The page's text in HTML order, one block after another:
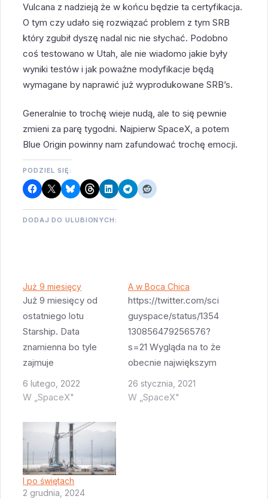
Vulcana z nadzieją że w końcu będzie ta certyfikacja.
O tym czy udało się rozwiązać problem z tym SRB
który zgubił dyszę nadal nic nie słychać. Podobno
coś testowano w Utah, ale nie wiadomo jakie były
wyniki testów i jak poważne modyfikacje będą
wymagane by naprawić już wyprodukowane SRB’s.
Generalnie to trochę wieje nudą, ale to się pewnie
zmieni za parę tygodni. Najpierw SpaceX, a potem
Blue Origin powinny nam zafundować trochę emocji.
PODZIEL SIĘ:
DODAJ DO ULUBIONYCH:
Już 9 miesięcy
Już 9 miesięcy od
ostatniego lotu
Starship. Data
znamienna bo tyle
zajmuje
wyprodukowanie
dziecka. Jak pewnie
optymistycznie
przewidywał że
polecą Starship na
orbitę jeszcze w
2020. Potem że w
6 lutego, 2022
W „SpaceX"
A w Boca Chica
https://twitter.com/sci
guyspace/status/1354
130856479256576?
s=21 Wygląda na to że
obecnie największym
problemem który
trzeba pokonać by
26 stycznia, 2021
W „SpaceX"
I po świętach
2 grudnia, 2024